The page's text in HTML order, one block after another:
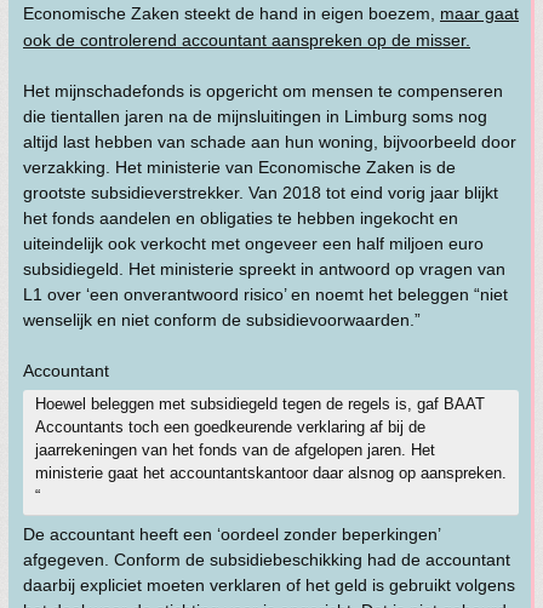
Economische Zaken steekt de hand in eigen boezem, maar gaat
ook de controlerend accountant aanspreken op de misser.
Het mijnschadefonds is opgericht om mensen te compenseren
die tientallen jaren na de mijnsluitingen in Limburg soms nog
altijd last hebben van schade aan hun woning, bijvoorbeeld door
verzakking. Het ministerie van Economische Zaken is de
grootste subsidieverstrekker. Van 2018 tot eind vorig jaar blijkt
het fonds aandelen en obligaties te hebben ingekocht en
uiteindelijk ook verkocht met ongeveer een half miljoen euro
subsidiegeld. Het ministerie spreekt in antwoord op vragen van
L1 over ‘een onverantwoord risico’ en noemt het beleggen “niet
wenselijk en niet conform de subsidievoorwaarden.”
Accountant
Hoewel beleggen met subsidiegeld tegen de regels is, gaf BAAT
Accountants toch een goedkeurende verklaring af bij de
jaarrekeningen van het fonds van de afgelopen jaren. Het
ministerie gaat het accountantskantoor daar alsnog op aanspreken.
“
De accountant heeft een ‘oordeel zonder beperkingen’
afgegeven. Conform de subsidiebeschikking had de accountant
daarbij expliciet moeten verklaren of het geld is gebruikt volgens